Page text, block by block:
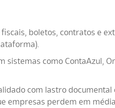
boletos, contratos e
sistemas como ContaAzul,
com lastro
empresas perdem em